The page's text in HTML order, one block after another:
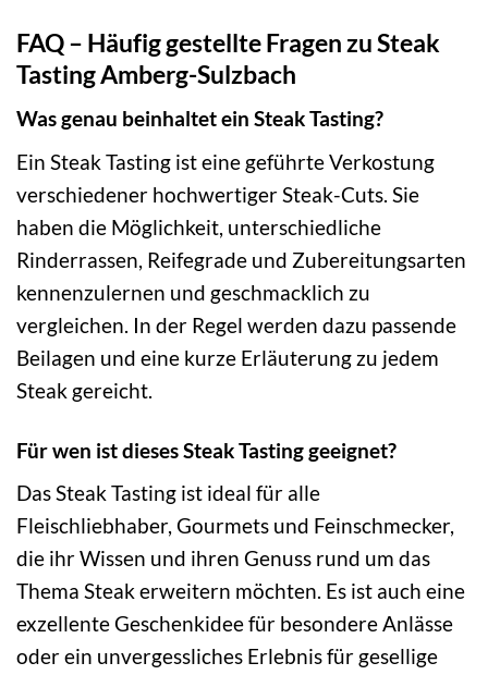
FAQ – Häufig gestellte Fragen zu Steak
Tasting Amberg-Sulzbach
Was genau beinhaltet ein Steak Tasting?
Ein Steak Tasting ist eine geführte Verkostung
verschiedener hochwertiger Steak-Cuts. Sie
haben die Möglichkeit, unterschiedliche
Rinderrassen, Reifegrade und Zubereitungsarten
kennenzulernen und geschmacklich zu
vergleichen. In der Regel werden dazu passende
Beilagen und eine kurze Erläuterung zu jedem
Steak gereicht.
Für wen ist dieses Steak Tasting geeignet?
Das Steak Tasting ist ideal für alle
Fleischliebhaber, Gourmets und Feinschmecker,
die ihr Wissen und ihren Genuss rund um das
Thema Steak erweitern möchten. Es ist auch eine
exzellente Geschenkidee für besondere Anlässe
oder ein unvergessliches Erlebnis für gesellige